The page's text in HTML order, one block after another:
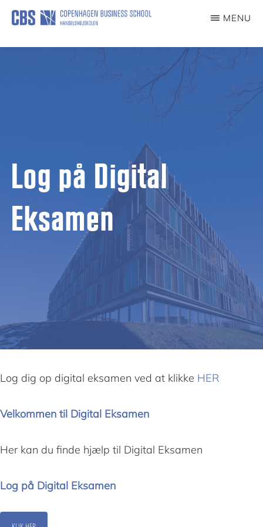
Skip
mainEKSAMEN
MENU
Log på Digital
Eksamen
Log dig op digital eksamen ved at klikke HER
Velkommen til Digital Eksamen
Her kan du finde hjælp til Digital Eksamen
Log på Digital Eksamen